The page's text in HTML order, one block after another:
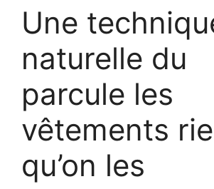
Une
naturelle du
parcule les
vêtements
qu’on les